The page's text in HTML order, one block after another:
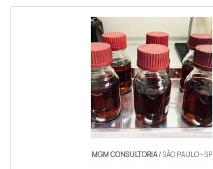
MGM CONSULTORIA/ SÃO PAULO - SP